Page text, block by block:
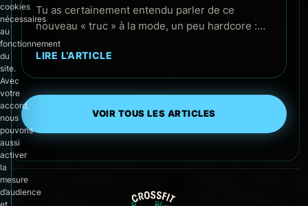
Tu as certainement entendu parler de ce
nouveau « truc » à la mode, un peu hardcore :…
LIRE L’ARTICLE
VOIR TOUS LES ARTICLES
cookies
nécessaires
au
fonctionnement
du
site.
Avec
votre
accord,
nous
pouvons
aussi
activer
la
mesure
d’audience